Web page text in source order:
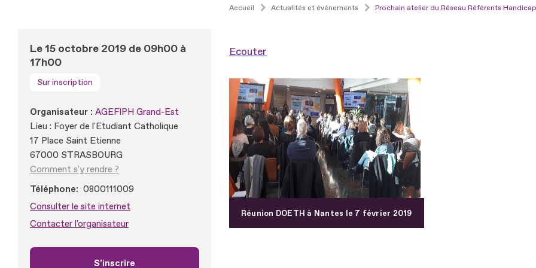
Accueil Actualités et événements Prochain atelier du Réseau Référents
Le 15 octobre 2019 de 09h00 à
17h00
Sur inscription
Organisateur : AGEFIPH Grand-Est
Lieu : Foyer de l'Etudiant Catholique
17 Place Saint Etienne
67000 STRASBOURG
Comment s'y rendre ?
Téléphone
0800111009
Consulter le site internet
Contacter l'organisateur
S'inscrire
Ecouter
Réunion DOETH à Nantes le 7 février 2019